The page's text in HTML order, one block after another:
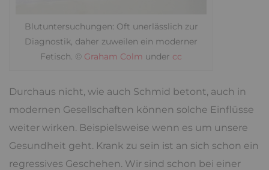
Blutuntersuchungen: Oft unerlässlich zur
Diagnostik, daher zuweilen ein moderner
Fetisch. © Graham Colm under cc
Durchaus nicht, wie auch Schmid betont, auch in
modernen Gesellschaften können solche Einflüsse
weiter wirken. Beispielsweise wenn es um unsere
Gesundheit geht. Krank zu sein ist an sich schon ein
regressives Geschehen. Wir sind schon bei einer